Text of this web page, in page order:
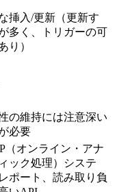
挿入/更新（更新す
多く、トリガーの可
り）
の維持には注意深い
必要
（オンライン・アナ
ック処理）システ
ポート、読み取り負